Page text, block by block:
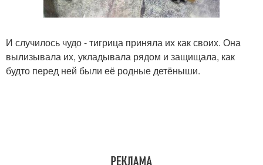
И случилось чудо - тигрица приняла их как своих. Она
вылизывала их, укладывала рядом и защищала, как
будто перед ней были её родные детёныши.